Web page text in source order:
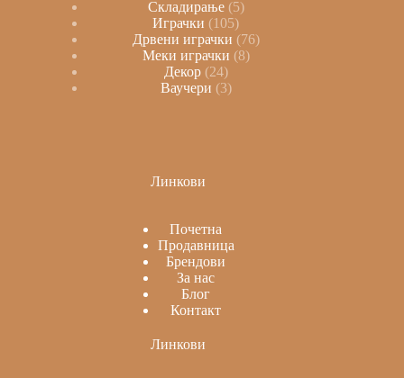
Складирање 5
Играчки
105
Дрвени играчки 76
Меки играчки 8
Декор 24
Ваучери 3
Линкови
Почетна
Продавница
Брендови
За нас
Блог
Контакт
Линкови